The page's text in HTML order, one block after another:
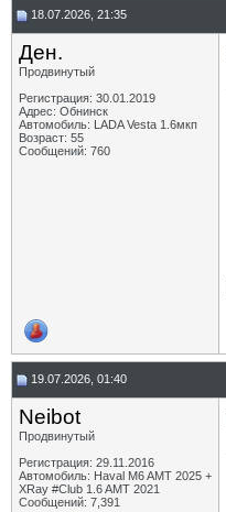
18.07.2026, 21:35
Ден.
Продвинутый
Регистрация: 30.01.2019
Адрес: Обнинск
Автомобиль: LADA Vesta 1.6мкп
Возраст: 55
Сообщений: 760
19.07.2026, 01:40
Neibot
Продвинутый
Регистрация: 29.11.2016
Автомобиль: Haval M6 AMT 2025 +
XRay #Club 1.6 AMT 2021
Сообщений: 7,391